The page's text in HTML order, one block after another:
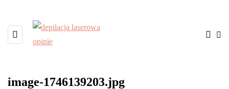
image-1746139203.jpg